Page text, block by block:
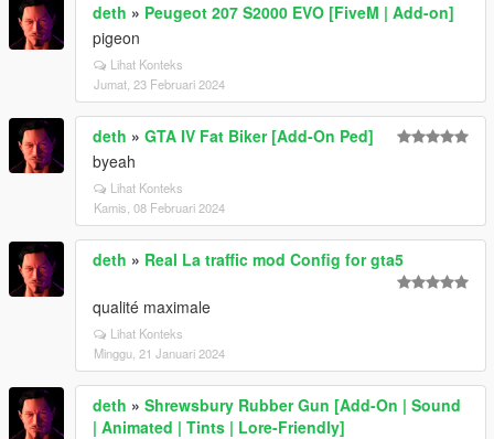
deth » Peugeot 207 S2000 EVO [FiveM | Add-on]
pigeon
Lihat Konteks
Jumat, 23 Februari 2024
deth » GTA IV Fat Biker [Add-On Ped]
byeah
Lihat Konteks
Kamis, 08 Februari 2024
deth » Real La traffic mod Config for gta5
qualité maximale
Lihat Konteks
Minggu, 21 Januari 2024
deth » Shrewsbury Rubber Gun [Add-On | Sound
| Animated | Tints | Lore-Friendly]